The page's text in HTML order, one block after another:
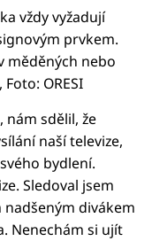
vždy vyžadují
prvkem.
měděných nebo
ORESI
nám sdělil, že
naší televize,
bydlení.
Sledoval jsem
nadšeným divákem
Nenechám si ujít